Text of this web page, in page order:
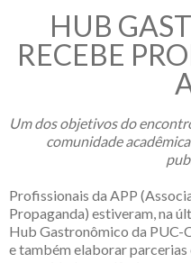
HUB
RECEBE
Um dos objetivos do
comunidade
Profissionais da APP
Propaganda) estiveram, na
Hub Gastronômico da PUC-
e também elaborar